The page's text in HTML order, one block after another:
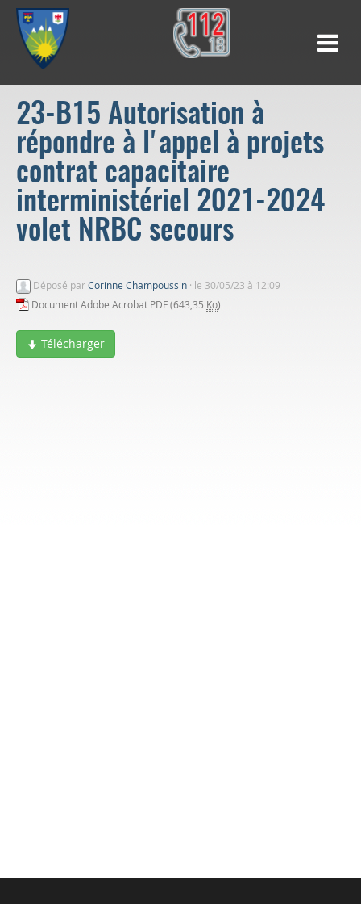
23-B15 Autorisation à
répondre à l'appel à projets
contrat capacitaire
interministériel 2021-2024
volet NRBC secours
Déposé parCorinne Champoussin · le 30/05/23 à 12:09
Document Adobe Acrobat PDF (643,35 Ko)
Télécharger